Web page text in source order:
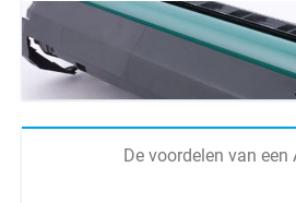
De voordelen van een